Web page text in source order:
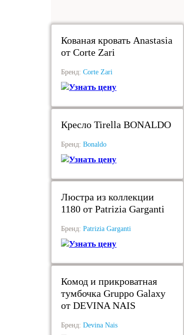
Кованая кровать Anastasia
от Corte Zari
Бренд: Corte Zari
Узнать цену
Кресло Tirella BONALDO
Бренд: Bonaldo
Узнать цену
Люстра из коллекции
1180 от Patrizia Garganti
Бренд: Patrizia Garganti
Узнать цену
Комод и прикроватная
тумбочка Gruppo Galaxy
от DEVINA NAIS
Бренд: Devina Nais